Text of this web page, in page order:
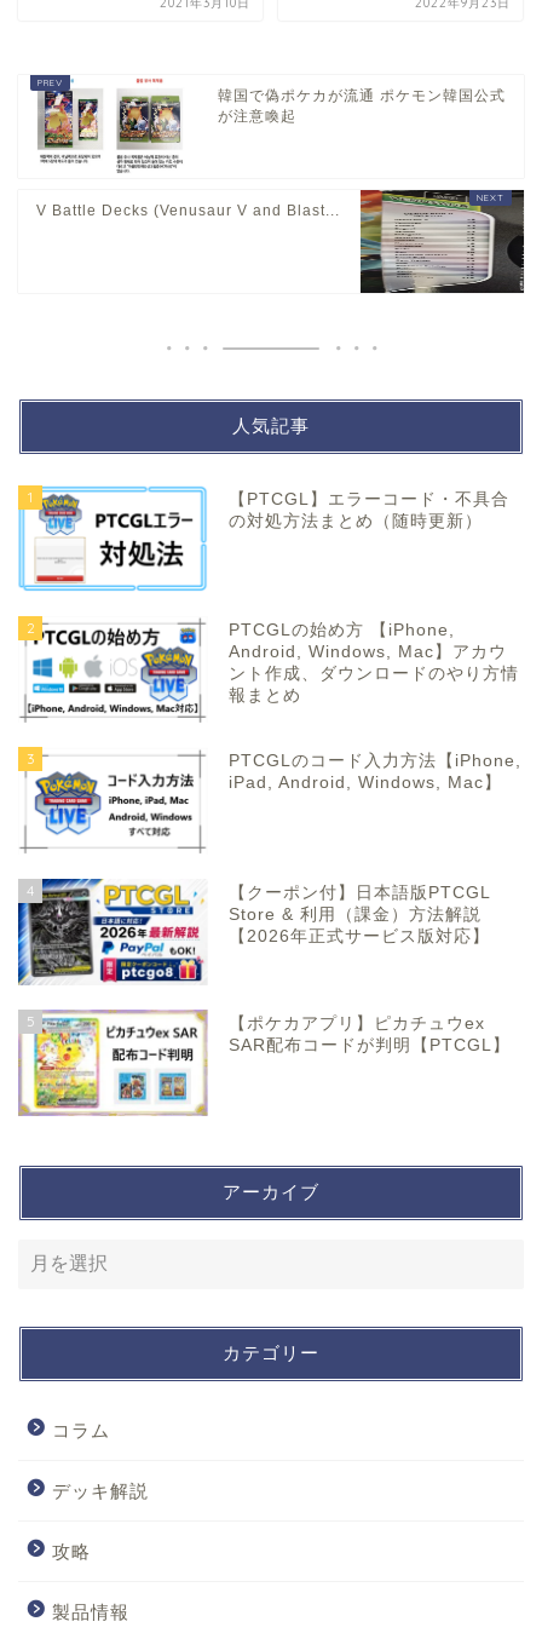
韓国で偽ポケカが流通 ポケモン韓国公式
が注意喚起
V Battle Decks (Venusaur V and Blast...
人気記事
1
【PTCGL】エラーコード・不具合
の対処方法まとめ（随時更新）
2
PTCGLの始め方 【iPhone,
Android, Windows, Mac】アカウ
ント作成、ダウンロードのやり方情
報まとめ
3
PTCGLのコード入力方法【iPhone,
iPad, Android, Windows, Mac】
4
【クーポン付】日本語版PTCGL
Store & 利用（課金）方法解説
【2026年正式サービス版対応】
5
【ポケカアプリ】ピカチュウex
SAR配布コードが判明【PTCGL】
アーカイブ
カテゴリー
コラム
デッキ解説
攻略
製品情報